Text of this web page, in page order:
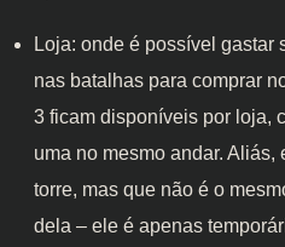
Loja: onde é possível gastar
nas batalhas para comprar
3 ficam disponíveis por loja,
uma no mesmo andar.
torre, mas que não é o
dela – ele é apenas